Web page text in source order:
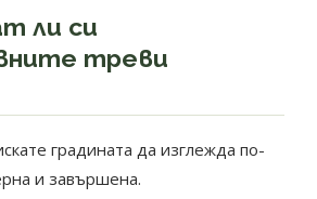
ли си
треви
градината да изглежда по-
и завършена.